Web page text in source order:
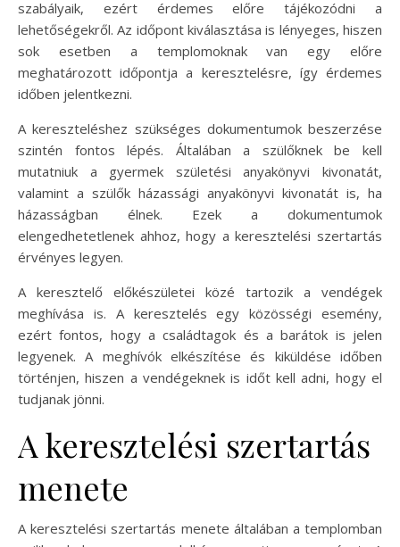
szabályaik, ezért érdemes előre tájékozódni a
lehetőségekről. Az időpont kiválasztása is lényeges, hiszen
sok esetben a templomoknak van egy előre
meghatározott időpontja a keresztelésre, így érdemes
időben jelentkezni.
A kereszteléshez szükséges dokumentumok beszerzése
szintén fontos lépés. Általában a szülőknek be kell
mutatniuk a gyermek születési anyakönyvi kivonatát,
valamint a szülők házassági anyakönyvi kivonatát is, ha
házasságban élnek. Ezek a dokumentumok
elengedhetetlenek ahhoz, hogy a keresztelési szertartás
érvényes legyen.
A keresztelő előkészületei közé tartozik a vendégek
meghívása is. A keresztelés egy közösségi esemény,
ezért fontos, hogy a családtagok és a barátok is jelen
legyenek. A meghívók elkészítése és kiküldése időben
történjen, hiszen a vendégeknek is időt kell adni, hogy el
tudjanak jönni.
A keresztelési szertartás
menete
A keresztelési szertartás menete általában a templomban